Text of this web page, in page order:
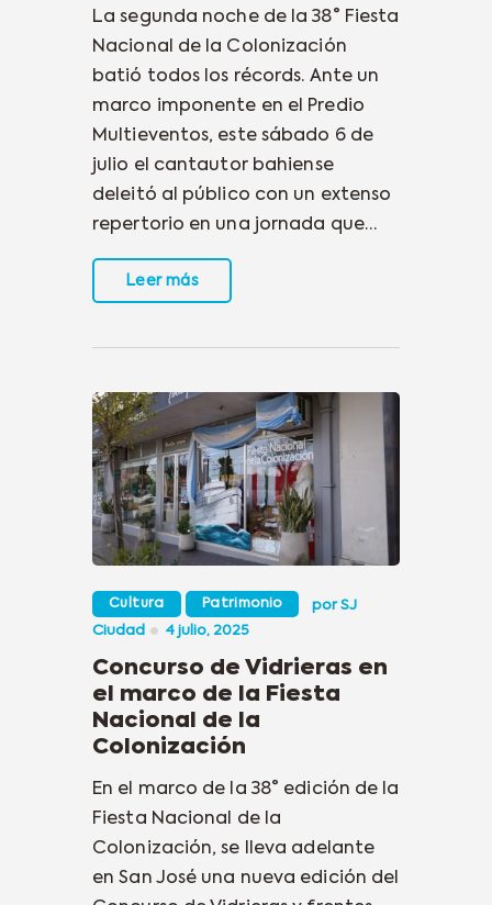
La segunda noche de la 38° Fiesta
Nacional de la Colonización
batió todos los récords. Ante un
marco imponente en el Predio
Multieventos, este sábado 6 de
julio el cantautor bahiense
deleitó al público con un extenso
repertorio en una jornada que…
Leer más
Cultura Patrimonio porSJ
Ciudad
4 julio, 2025
Concurso de Vidrieras en
el marco de la Fiesta
Nacional de la
Colonización
En el marco de la 38° edición de la
Fiesta Nacional de la
Colonización, se lleva adelante
en San José una nueva edición del